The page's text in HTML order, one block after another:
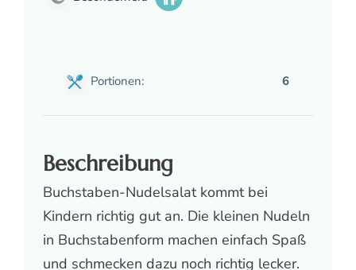
Portionen: 6
Beschreibung
Buchstaben-Nudelsalat kommt bei
Kindern richtig gut an. Die kleinen Nudeln
in Buchstabenform machen einfach Spaß
und schmecken dazu noch richtig lecker.